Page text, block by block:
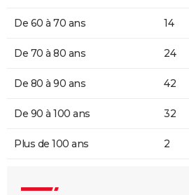
De 60 à 70 ans 14
De 70 à 80 ans 24
De 80 à 90 ans 42
De 90 à 100 ans 32
Plus de 100 ans 2